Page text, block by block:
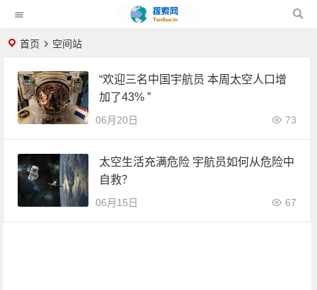
首页 空间站
“欢迎三名中国宇航员 本周太空人口增
加了43% ”
06月20日 73
太空生活充满危险 宇航员如何从危险中
自救？
06月15日 67